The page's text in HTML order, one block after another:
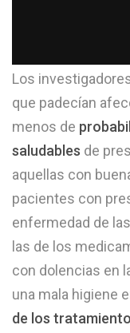
Los
que padecían
menos de
saludables de
aquellas con
pacientes con
enfermedad de
las de los
con dolencias en
una mala higiene
de los